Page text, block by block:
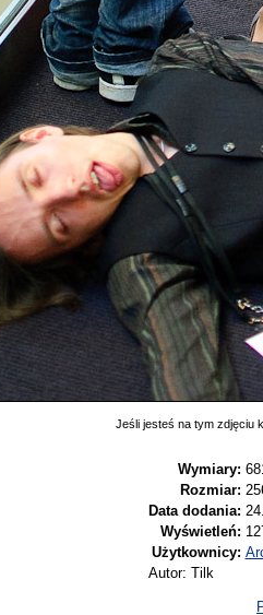
Jeśli jesteś na tym zdjęciu
Wymiary:
Rozmiar:
Data dodania:
Wyświetleń:
Użytkownicy:
Autor: Tilk